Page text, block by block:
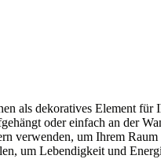
als dekoratives Element
oder einfach an der
verwenden, um Ihrem
um Lebendigkeit und